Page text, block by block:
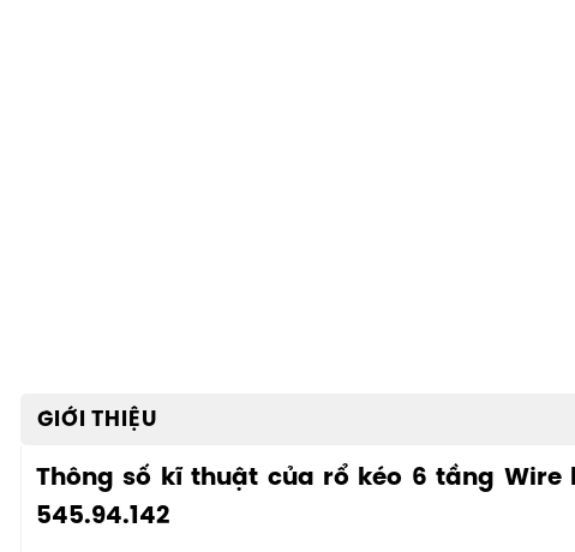
GIỚI THIỆU
Thông số kĩ thuật của rổ kéo 6 tầng Wire
545.94.142